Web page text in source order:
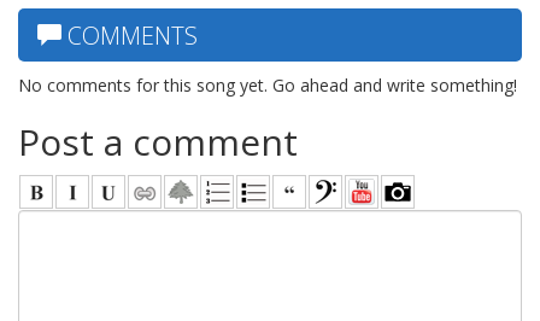
COMMENTS
No comments for this song yet. Go ahead and write something!
Post a comment